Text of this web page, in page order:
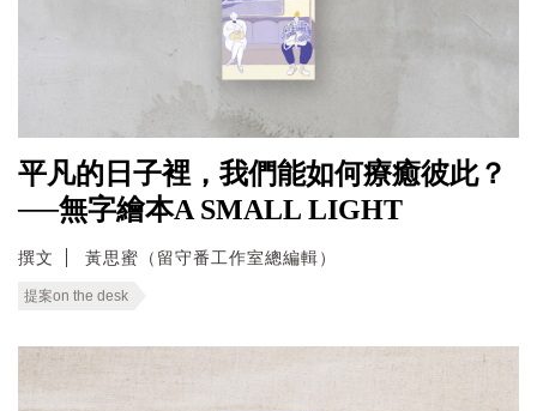
平凡的日子裡，我們能如何療癒彼此？
──無字繪本A SMALL LIGHT
撰文 黃思蜜（留守番工作室總編輯）
提案on the desk